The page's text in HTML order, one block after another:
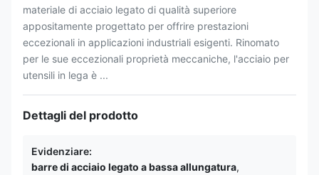
materiale di acciaio legato di qualità superiore
appositamente progettato per offrire prestazioni
eccezionali in applicazioni industriali esigenti. Rinomato
per le sue eccezionali proprietà meccaniche, l'acciaio per
utensili in lega è ...
Dettagli del prodotto
Evidenziare:
barre di acciaio legato a bassa allungatura,